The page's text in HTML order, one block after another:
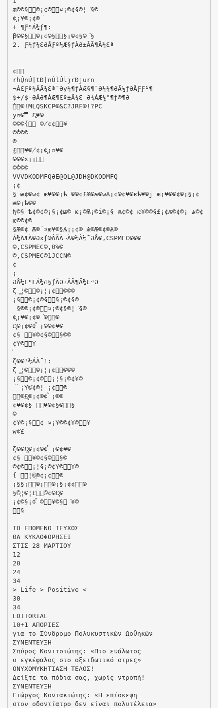
ѫ©©§͓©¡¢©͐¤¡©¢§©¦ ͗§©
¢͓¡¥©¡¢©͘
+ ¶ƑºÁ¾ƒ¶:
β©©§͓©¡¢©§͗§¡©¢§©͘§
2. Ƒ¾ƒ¾ƐƏÅƑº¼Æ§ƒÀƏ±ÂÃ¶Ã¾Ɛª
¢͓
rh‫ׇ‬ÚnÚ|tÐ|nÚlÚljrÐjurn
¬ÀƐƑº¾ÂÃ¾Ɛª¯Əy¾¶ƒÀÆ§¶¯Ə¼¾¶ƏÃ½ƒƏÅƑƑ¹¶
$+/$-ƏÅƏ¶ÁÆ¶Ɛº±Ã¾Ɛ¨Ə¾ÀÆ½°¶ƒ©¶Ə
̓͒©!MLQSKCP©&C?JRF©!?PC
y¤©̿ £͚¥©
©©©{͔ ©̸¢¢͒¥
©̓©©©
©
̺£͒¥©̸¢¡¢͓¡¤¥©
©©©x¡¡͐
©̓©©©
VVVDKODMFQƏE@QL@JDH@DKODMFQ
¡¢
§ ѭ¢©w¢ ѥ¥©©¡ѣ ©©¢£Ѫ©ѫ©wѦ¡¢©¢¥©єѣ¥©ј ѥ¡¥©©¢©¡§¡¢
ѭ©¡ѣ©©
ђ©§ ѣ¢©¢©¡§¡¢ѭ© ѥ¡©Ѫ¡©і©¡§ ѭ¢©¢ ѥ¥©©§£¡¢ѫ©¢©¡ ѧ©¢
ѥ©©¢©
§Ѫ©¢ Ѫ©¨¤ѥ¥©§Ѧ¡¡¢© Ѧ©Ѫ©¢©Ѧ©
Á¾ÄÆÀ©Əxƒ®ÂÃÀ¬À©½Â½¯ƏÅ©,CSPMEC©©©
©,CSPMEC©,0%©
©,CSPMEC©1JCCN©
¢
¡
ƏÅ¼ƐºƐÁ¾Æ§ƒÀƏ±ÂÃ¶Ã¾ƐªƏ
ζ ͇¦©͓©¡¦¡¢͐©©©
¡§͓©¡¢©§͗§¡©¢§©
͘§©©¡¢©͐¤¡©¢§©¦ ͗§©
¢͓¡¥©¡¢©͘©̺͔©
£͓©¡¢©¢͒ ¡©©¢¥©
¢§ ͐¥©¢§©͓§©©
¢¥©͒¥
͐
ζ©©¹½ÁÀ¯1:
ζ ͇¦©͓©¡¦¡¢͐©©©
¡§͓©¡¢©͐¡¦§¡©¢¥©
 ͒ ¡¥©͗¢©¦ ¡¢͐©
̺͔©£͓©¡¢©¢͒ ¡©©
¢¥©¢§ ͐¥©¢§©͓§
©
¢¥©¡§͔¢ ¤¡¥©©¢¥©͒¥
w¢͐£
ζ©©̹£͓©¡¢©¢͒ ¡©¢¥©
¢§ ͐¥©¢§©͓§©
©¢©͐¡¦§¡©¢¥©͒¥©
{ ͔¦©͔©¢¡¢͗©
¡§§¡͗©¡͚©¡§¡¢¢͚©
§©͔¦©¦£͐©͗¢©£͓©
¡¢©§¡¢͒ ©͗¥©§͘¥©
͓§
ΤΟ ΕΠΟΜΕΝΟ ΤΕΥΧΟΣ
ΘΑ ΚΥΚΛΟΦΟΡΗΣΕΙ
ΣΤΙΣ 28 ΜΑΡΤΙΟΥ
12
20
24
34
> Life > Positive <
30
34
EDITORIAL
10+1 ΑΠΟΡΙΕΣ
για το Σύνδρομο Πολυκυστικών Ωοθηκών
ΣΥΝΕΝΤΕΥΞΗ
Σπύρος Κονιτσιώτης: «Πιο ευάλωτος
ο εγκέφαλος στο οξειδωτικό στρες»
ΟΝΥΧΟΜΥΚΗΤΙΑΣΗ ΤΕΛΟΣ!
Δείξτε τα πόδια σας, χωρίς ντροπή!
ΣΥΝΕΝΤΕΥΞΗ
Γιώργος Κοντακιώτης: «Η επίσκεψη
στον οδοντίατρο δεν είναι πολυτέλεια»